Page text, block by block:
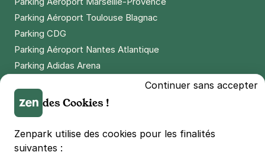
11 rue Montgallet
75012
2,50 €/heure,27 €/jour,81 €/semaine
+ Abonnements disponibles
Parking Aéroport Toulouse Blagnac
Parking CDG
Parking Aéroport Nantes Atlantique
Parking Adidas Arena
Parking LDLC Arena
Parking Stade Pierre Mauroy
Parking Groupama Stadium
Parking Vélodrome
Continuer sans accepter
des Cookies !
Zenpark utilise des cookies pour les finalités
suivantes :